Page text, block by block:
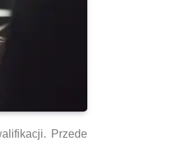
Przede